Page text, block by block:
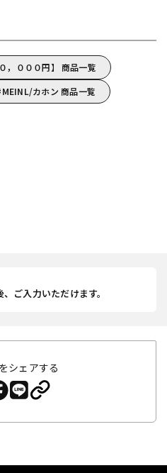
，０００円】 商品一覧
MEINL/カホン 商品一覧
ご入力いただけます。
シェアする